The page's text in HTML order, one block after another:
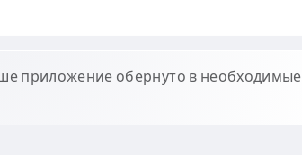
приложение обернуто в необходимые